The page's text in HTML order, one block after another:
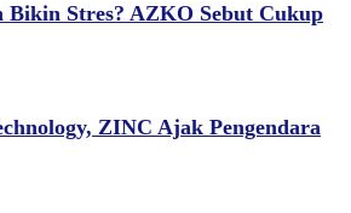
Bikin Stres? AZKO Sebut Cukup
ZINC Ajak Pengendara